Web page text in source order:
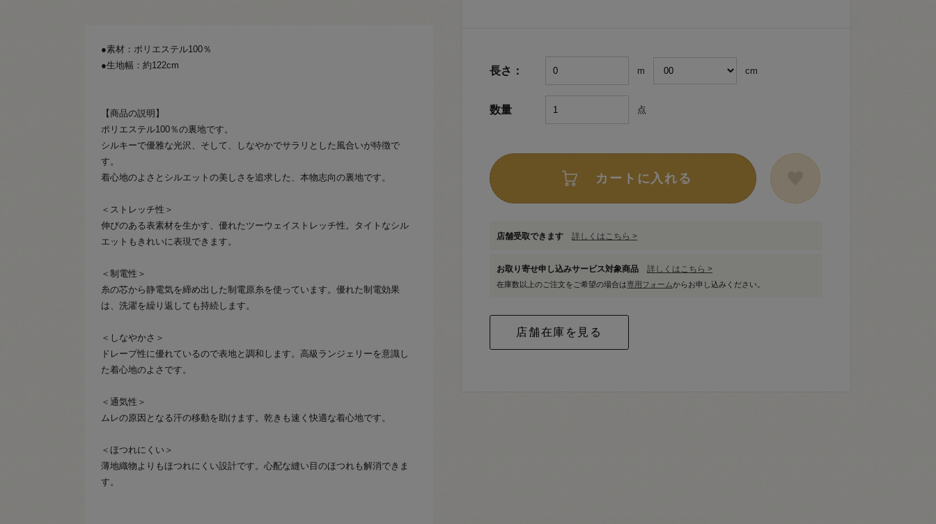
●素材：ポリエステル100％
●生地幅：約122cm
【商品の説明】
ポリエステル100％の裏地です。
シルキーで優雅な光沢、そして、しなやかでサラリとした風合いが特徴で
す。
着心地のよさとシルエットの美しさを追求した、本物志向の裏地です。
＜ストレッチ性＞
伸びのある表素材を生かす、優れたツーウェイストレッチ性。タイトなシル
エットもきれいに表現できます。
＜制電性＞
糸の芯から静電気を締め出した制電原糸を使っています。優れた制電効果
は、洗濯を繰り返しても持続します。
＜しなやかさ＞
ドレープ性に優れているので表地と調和します。高級ランジェリーを意識し
た着心地のよさです。
＜通気性＞
ムレの原因となる汗の移動を助けます。乾きも速く快適な着心地です。
＜ほつれにくい＞
薄地織物よりもほつれにくい設計です。心配な縫い目のほつれも解消できま
す。
長さ： m cm
数量 点
カートに入れる
店舗受取できます 詳しくはこちら >
お取り寄せ申し込みサービス対象商品 詳しくはこちら >
在庫数以上のご注文をご希望の場合は専用フォームからお申し込みください。